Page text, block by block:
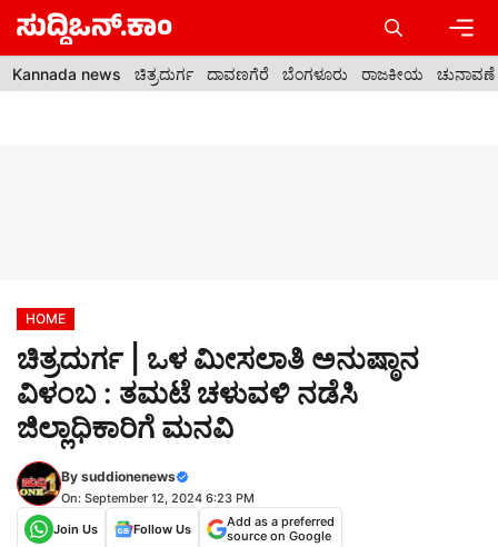
Skip
content
Kannada news ಚಿತ್ರದುರ್ಗ ದಾವಣಗೆರೆ ಬೆಂಗಳೂರು ರಾಜಕೀಯ ಚುನಾವಣೆ
HOME
ಚಿತ್ರದುರ್ಗ | ಒಳ ಮೀಸಲಾತಿ ಅನುಷ್ಠಾನ
ವಿಳಂಬ : ತಮಟೆ ಚಳುವಳಿ ನಡೆಸಿ
ಜಿಲ್ಲಾಧಿಕಾರಿಗೆ ಮನವಿ
By suddionenews
On: September 12, 2024 6:23 PM
Join Us
Follow Us
Add as a preferred
source on Google